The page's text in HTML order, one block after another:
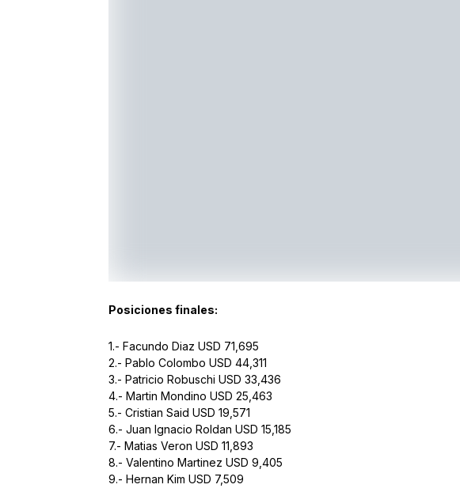
Posiciones finales:
1.- Facundo Diaz USD 71,695
2.- Pablo Colombo USD 44,311
3.- Patricio Robuschi USD 33,436
4.- Martin Mondino USD 25,463
5.- Cristian Said USD 19,571
6.- Juan Ignacio Roldan USD 15,185
7.- Matias Veron USD 11,893
8.- Valentino Martinez USD 9,405
9.- Hernan Kim USD 7,509